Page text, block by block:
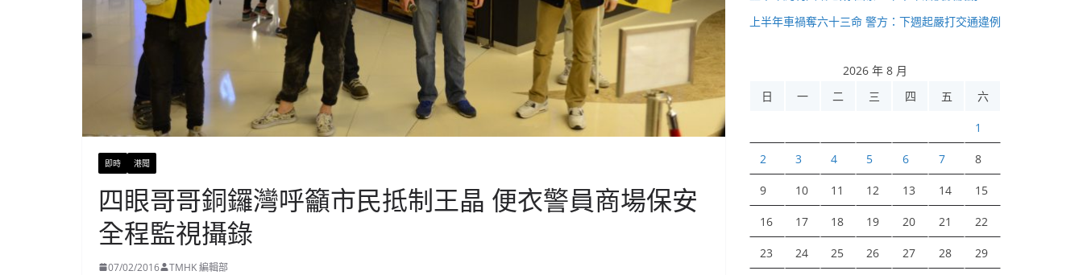
即時 港聞
四眼哥哥銅鑼灣呼籲市民抵制王晶 便衣警員商場保安
全程監視攝錄
07/02/2016 TMHK 編輯部
上半年車禍奪六十三命 警方：下週起嚴打交通違例
2026 年 8 月
日
一 二 三 四 五 六
1
2 3 4 5 6 7 8
9 10 11 12 13 14 15
16 17 18 19 20 21 22
23 24 25 26 27 28 29